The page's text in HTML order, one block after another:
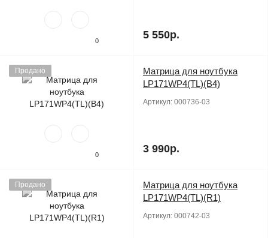
0 5 550р.
Продано
0
Матрица для ноутбука
LP171WP4(TL)(B4)
Артикул: 000736-03
3 990р.
Продано
Матрица для ноутбука
LP171WP4(TL)(R1)
Артикул: 000742-03